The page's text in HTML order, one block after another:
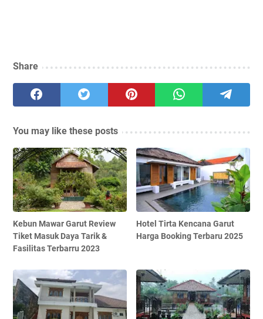
Share
You may like these posts
Kebun Mawar Garut Review
Tiket Masuk Daya Tarik &
Fasilitas Terbarru 2023
Hotel Tirta Kencana Garut
Harga Booking Terbaru 2025